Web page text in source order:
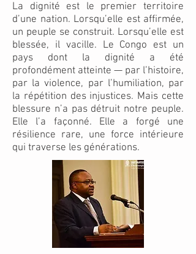
La dignité est le premier territoire
d’une nation. Lorsqu’elle est affirmée,
un peuple se construit. Lorsqu’elle est
blessée, il vacille. Le Congo est un
pays dont la dignité a été
profondément atteinte — par l’histoire,
par la violence, par l’humiliation, par
la répétition des injustices. Mais cette
blessure n’a pas détruit notre peuple.
Elle l’a façonné. Elle a forgé une
résilience rare, une force intérieure
qui traverse les générations.